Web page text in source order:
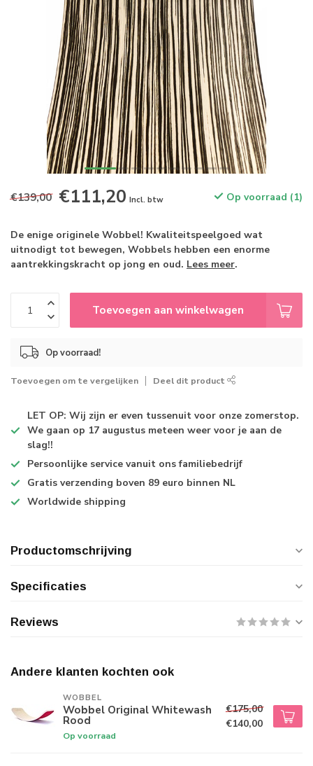
€139,00 €111,20 Incl. btw Op voorraad (1)
De enige originele Wobbel! Kwaliteitspeelgoed wat
uitnodigt tot bewegen, Wobbels hebben een enorme
aantrekkingskracht op jong en oud. Lees meer.
Toevoegen aan winkelwagen
Op voorraad!
Toevoegen om te vergelijken Deel dit product
LET OP: Wij zijn er even tussenuit voor onze zomerstop.
We gaan op 17 augustus meteen weer voor je aan de
slag!!
Persoonlijke service vanuit ons familiebedrijf
Gratis verzending boven 89 euro binnen NL
Worldwide shipping
Productomschrijving
Specificaties
Reviews
Andere klanten kochten ook
WOBBEL
Wobbel Original Whitewash
Rood
Op voorraad
€175,00
€140,00